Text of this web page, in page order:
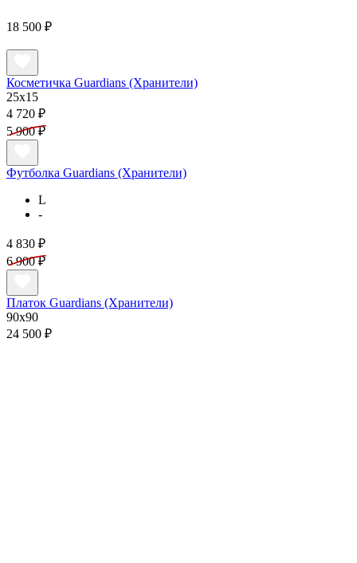
18 500 ₽
Косметичка Guardians (Хранители)
25x15
4 720 ₽
5 900 ₽
Футболка Guardians (Хранители)
L
-
4 830 ₽
6 900 ₽
Платок Guardians (Хранители)
90x90
24 500 ₽